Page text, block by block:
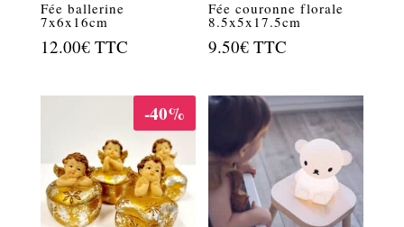
Fée ballerine
7x6x16cm
12.00€ TTC
Fée couronne florale
8.5x5x17.5cm
9.50€ TTC
-40%